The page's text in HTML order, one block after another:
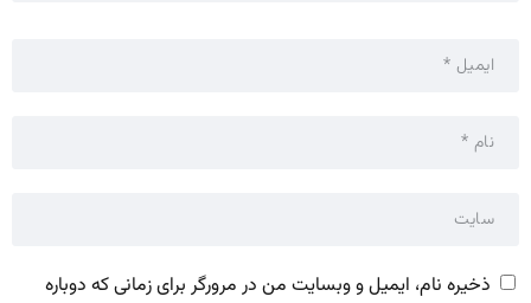
ذخیره نام، ایمیل و وبسایت من در مرورگر برای زمانی که دوباره